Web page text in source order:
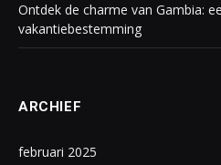
Ontdek de charme van Gambia:
vakantiebestemming
ARCHIEF
februari 2025